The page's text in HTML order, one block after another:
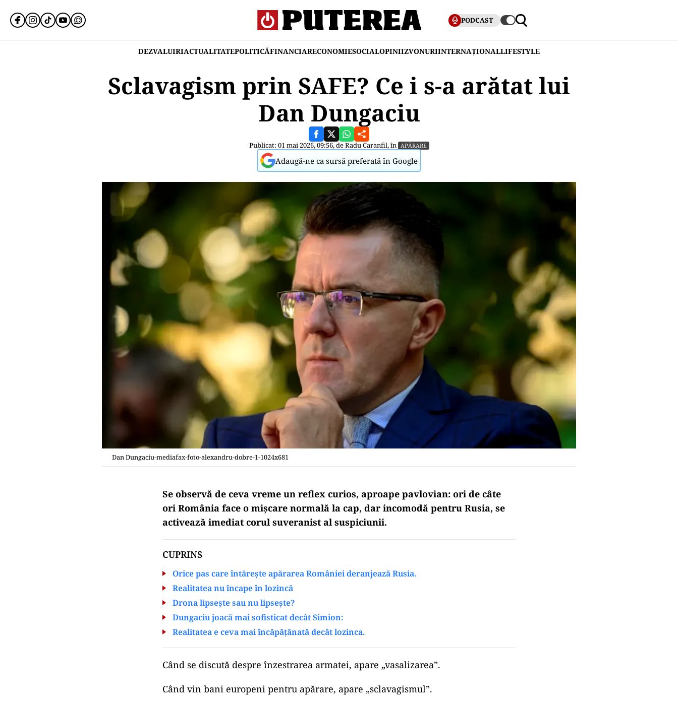
PODCAST
DEZVALUIRIACTUALITATEPOLITICĂFINANCIARECONOMIESOCIALOPINIIZVONURIINTERNAȚIONALLIFESTYLE
Sclavagism prin SAFE? Ce i s-a arătat lui
Dan Dungaciu
Publicat: 01 mai 2026, 09:56, deRadu Caranfil, în APĂRARE
Adaugă-ne ca sursă preferată în Google
Dan Dungaciu-mediafax-foto-alexandru-dobre-1-1024x681
Se observă de ceva vreme un reflex curios, aproape pavlovian: ori de câte
ori România face o mișcare normală la cap, dar incomodă pentru Rusia, se
activează imediat corul suveranist al suspiciunii.
CUPRINS
Orice pas care întărește apărarea României deranjează Rusia.
Realitatea nu încape în lozincă
Drona lipsește sau nu lipsește?
Dungaciu joacă mai sofisticat decât Simion:
Realitatea e ceva mai încăpățânată decât lozinca.